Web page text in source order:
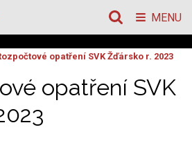
opatření SVK Žďársko r. 2023
opatření SVK
MENU